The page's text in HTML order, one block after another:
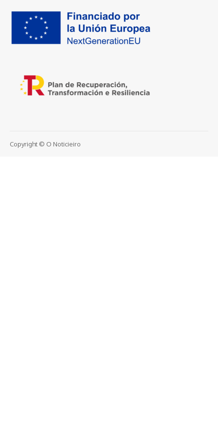
Copyright © O Noticieiro